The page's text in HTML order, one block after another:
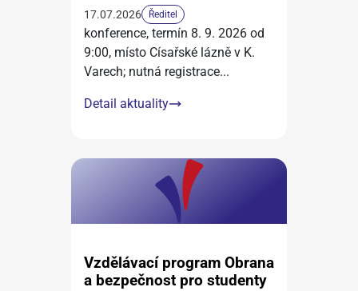
17.07.2026 Ředitel
konference, termín 8. 9. 2026 od
9:00, místo Císařské lázně v K.
Varech; nutná registrace...
Detail aktuality
Vzdělávací program Obrana
a bezpečnost pro studenty